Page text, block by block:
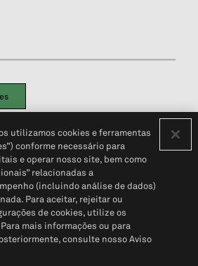
de privacidade do cliente (em inglês)
Pessoais© 2026 S&P Global
utilizamos cookies e ferramentas
conforme necessário para
e operar nosso site, bem como
relacionadas a
(incluindo análise de dados)
Para aceitar, rejeitar ou
de cookies, utilize os
mais informações ou para
consulte nosso Aviso